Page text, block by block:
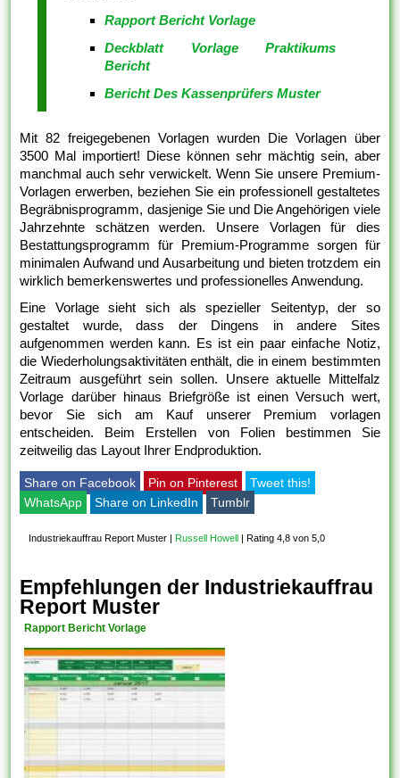
Rapport Bericht Vorlage
Deckblatt Vorlage Praktikums
Bericht
Bericht Des Kassenprüfers Muster
Mit 82 freigegebenen Vorlagen wurden Die Vorlagen über
3500 Mal importiert! Diese können sehr mächtig sein, aber
manchmal auch sehr verwickelt. Wenn Sie unsere Premium-
Vorlagen erwerben, beziehen Sie ein professionell gestaltetes
Begräbnisprogramm, dasjenige Sie und Die Angehörigen viele
Jahrzehnte schätzen werden. Unsere Vorlagen für dies
Bestattungsprogramm für Premium-Programme sorgen für
minimalen Aufwand und Ausarbeitung und bieten trotzdem ein
wirklich bemerkenswertes und professionelles Anwendung.
Eine Vorlage sieht sich als spezieller Seitentyp, der so
gestaltet wurde, dass der Dingens in andere Sites
aufgenommen werden kann. Es ist ein paar einfache Notiz,
die Wiederholungsaktivitäten enthält, die in einem bestimmten
Zeitraum ausgeführt sein sollen. Unsere aktuelle Mittelfalz
Vorlage darüber hinaus Briefgröße ist einen Versuch wert,
bevor Sie sich am Kauf unserer Premium vorlagen
entscheiden. Beim Erstellen von Folien bestimmen Sie
zeitweilig das Layout Ihrer Endproduktion.
Share on Facebook Pin on Pinterest
Tweet this!
WhatsApp
Share on LinkedIn Tumblr
Industriekauffrau Report Muster | Russell Howell |Rating 4,8 von 5,0
Empfehlungen der Industriekauffrau
Report Muster
Rapport Bericht Vorlage